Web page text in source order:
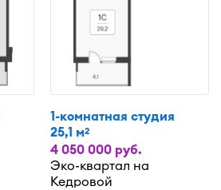
1-комнатная студия
25,1 м2
4 050 000 руб.
Эко-квартал на
Кедровой